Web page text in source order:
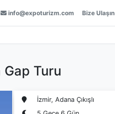
info@expoturizm.com Bize Ulaşın
Turu
İzmir, Adana Çıkışlı